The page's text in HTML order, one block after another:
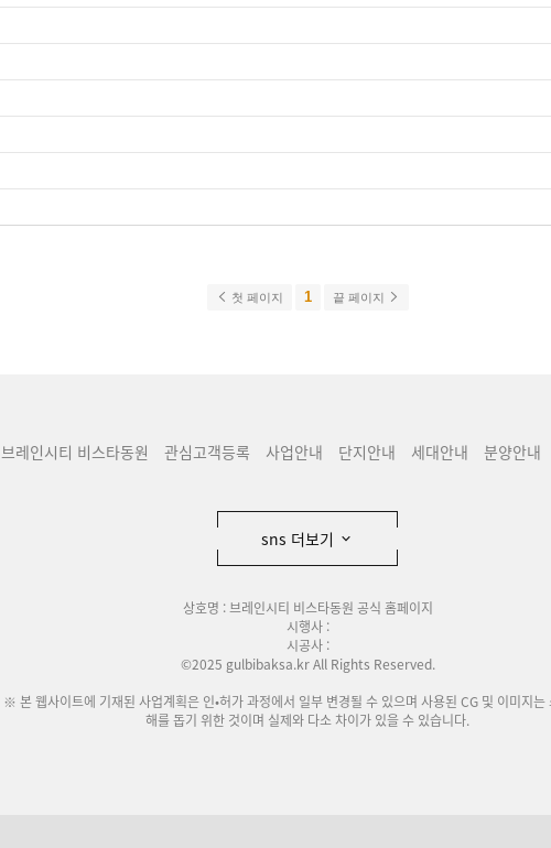
첫 페이지 1 끝 페이지
브레인시티 비스타동원 관심고객등록 사업안내 단지안내 세대안내 분양안내
sns 더보기
상호명 : 브레인시티 비스타동원 공식 홈페이지
시행사 :
시공사 :
©2025 gulbibaksa.kr All Rights Reserved.
※ 본 웹사이트에 기재된 사업계획은 인•허가 과정에서 일부 변경될 수 있으며 사용된 CG 및 이미지는
해를 돕기 위한 것이며 실제와 다소 차이가 있을 수 있습니다.